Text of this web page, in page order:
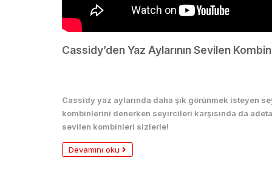
Cassidy’den Yaz Aylarının Sevilen
Cassidy yaz aylarında daha şık görünmek isteyen
kombinlerini denerken seyircileri karşısında da
sevilen kombinleri sizlerle!
Devamını oku